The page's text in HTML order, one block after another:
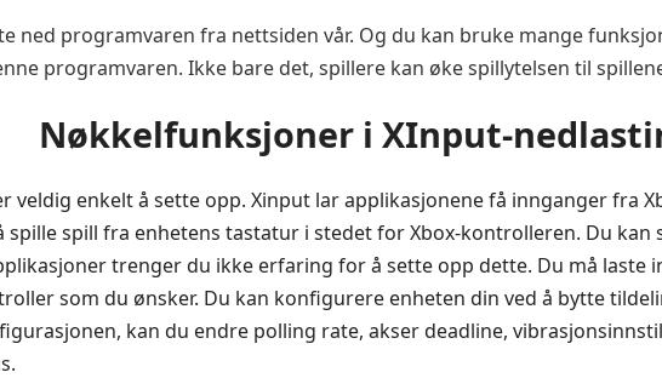
ned programvaren fra nettsiden vår. Og du kan bruke mange
programvaren. Ikke bare det, spillere kan øke spillytelsen til
Nøkkelfunksjoner i XInput-
veldig enkelt å sette opp. Xinput lar applikasjonene få innganger fra
spille spill fra enhetens tastatur i stedet for Xbox-kontrolleren. Du
trenger du ikke erfaring for å sette opp dette. Du må
som du ønsker. Du kan konfigurere enheten din ved å bytte
kan du endre polling rate, akser deadline,